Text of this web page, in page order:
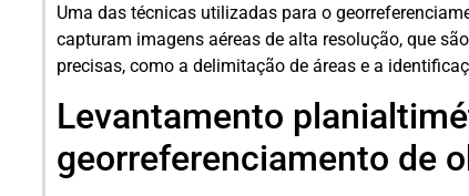
Uma das técnicas utilizadas para o
capturam imagens aéreas de alta resolução, que
precisas, como a delimitação de áreas e a
Levantamento
georreferenciamento de